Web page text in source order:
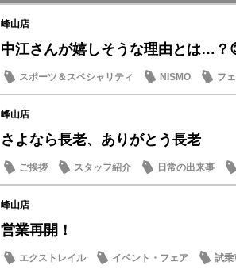
峰山店
中江さんが嬉しそうな理由とは…？
スポーツ＆スペシャリティ NISMO
フ
スタッフ紹介
峰山店
さよなら長老、ありがとう長老
ご挨拶 スタッフ紹介 日常の出来事
峰山店
営業再開！
エクストレイル イベント・フェア
試乗